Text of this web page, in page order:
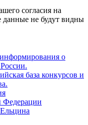
согласия на
не будут видны